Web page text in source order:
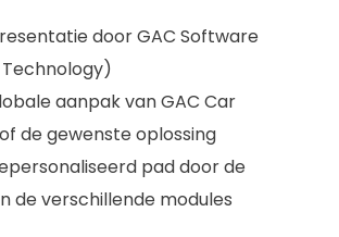
door GAC Software
Technology)
aanpak van GAC Car
de gewenste oplossing
pad door de
de verschillende modules